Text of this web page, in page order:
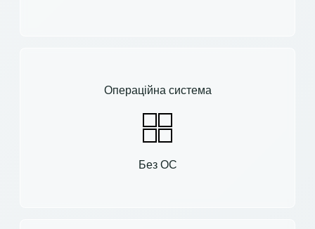
Операційна система
Без ОС